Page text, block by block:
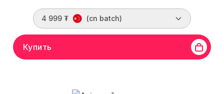
4 999 ₮ (cn batch)
Купить